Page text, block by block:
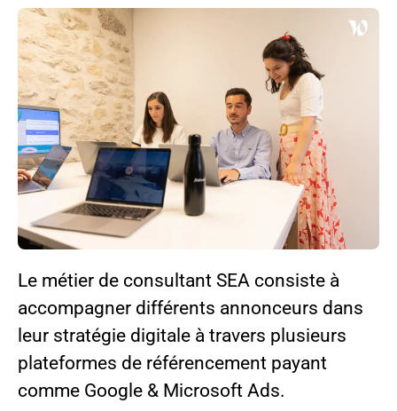
Le métier de consultant SEA consiste à
accompagner différents annonceurs dans
leur stratégie digitale à travers plusieurs
plateformes de référencement payant
comme Google & Microsoft Ads.